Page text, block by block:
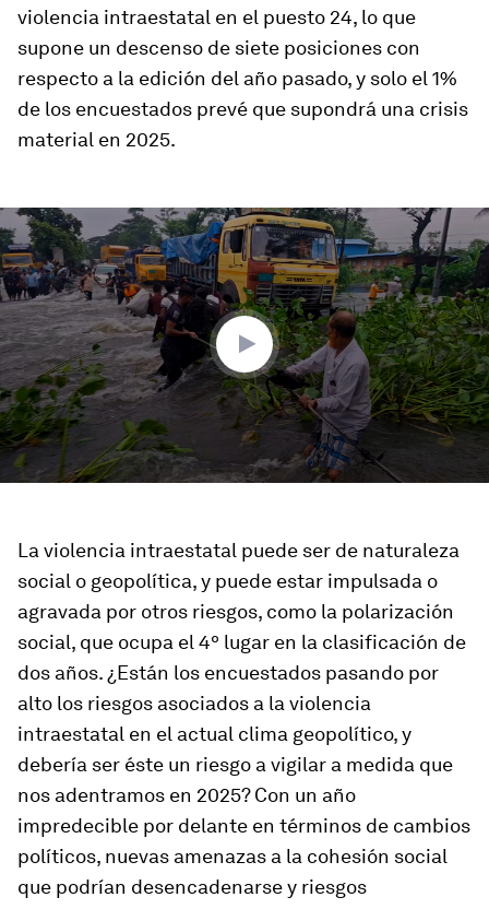
violencia intraestatal en el puesto 24, lo que
supone un descenso de siete posiciones con
respecto a la edición del año pasado, y solo el 1%
de los encuestados prevé que supondrá una crisis
material en 2025.
0
seconds
of
3
minutes,
0
La violencia intraestatal puede ser de naturaleza
social o geopolítica, y puede estar impulsada o
agravada por otros riesgos, como la polarización
social, que ocupa el 4º lugar en la clasificación de
dos años. ¿Están los encuestados pasando por
alto los riesgos asociados a la violencia
intraestatal en el actual clima geopolítico, y
debería ser éste un riesgo a vigilar a medida que
nos adentramos en 2025? Con un año
impredecible por delante en términos de cambios
políticos, nuevas amenazas a la cohesión social
que podrían desencadenarse y riesgos